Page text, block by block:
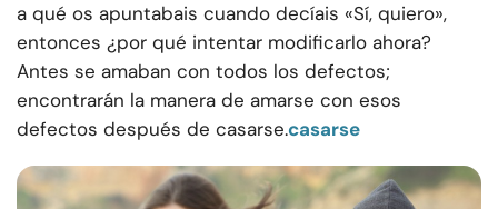
a qué os apuntabais cuando decíais «Sí, quiero»,
entonces ¿por qué intentar modificarlo ahora?
Antes se amaban con todos los defectos;
encontrarán la manera de amarse con esos
defectos después de casarse.casarse